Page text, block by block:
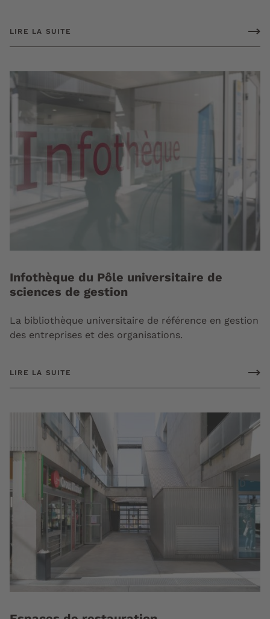
LIRE LA SUITE
Infothèque du Pôle universitaire de
sciences de gestion
La bibliothèque universitaire de référence en gestion
des entreprises et des organisations.
LIRE LA SUITE